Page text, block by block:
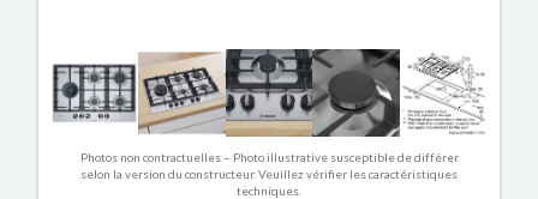
Photos non contractuelles – Photo illustrative susceptible de différer
selon la version du constructeur. Veuillez vérifier les caractéristiques
techniques.